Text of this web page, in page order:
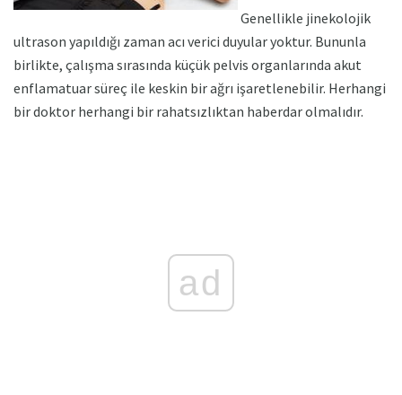
Genellikle jinekolojik
ultrason yapıldığı zaman acı verici duyular yoktur. Bununla
birlikte, çalışma sırasında küçük pelvis organlarında akut
enflamatuar süreç ile keskin bir ağrı işaretlenebilir. Herhangi
bir doktor herhangi bir rahatsızlıktan haberdar olmalıdır.
ad